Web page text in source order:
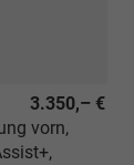
3.350,– €
vorn,